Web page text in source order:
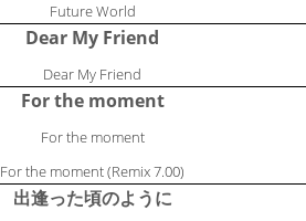
Future World
Dear My Friend
Dear My Friend
For the moment
For the moment
For the moment (Remix 7.00)
出逢った頃のように